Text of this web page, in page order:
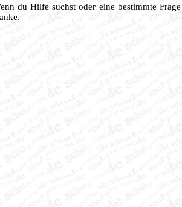
du Hilfe suchst oder eine bestimmte